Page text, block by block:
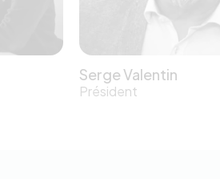
Serge Valentin
Président